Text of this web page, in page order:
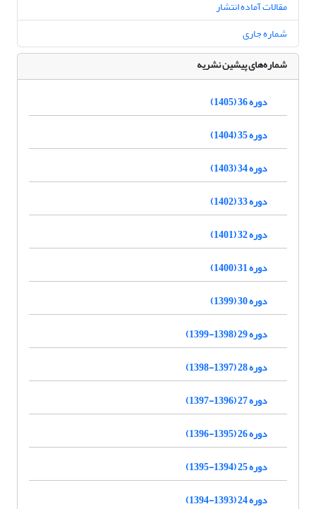
مقالات آماده انتشار
شماره جاری
شماره‌های پیشین نشریه
دوره 36 (1405)
دوره 35 (1404)
دوره 34 (1403)
دوره 33 (1402)
دوره 32 (1401)
دوره 31 (1400)
دوره 30 (1399)
دوره 29 (1398-1399)
دوره 28 (1397-1398)
دوره 27 (1396-1397)
دوره 26 (1395-1396)
دوره 25 (1394-1395)
دوره 24 (1393-1394)